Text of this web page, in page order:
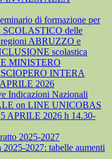
di formazione per
delle
regioni ABRUZZO e
scolastica
MINISTERO
INTERA
2026
Indicazioni Nazionali
on LINE UNICOBAS
APRILE 2026 h 14.30-
2025-2027
2027: tabelle aumenti